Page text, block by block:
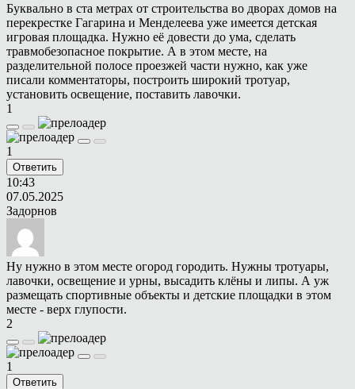
Буквально в ста метрах от строительства во дворах домов на
перекрестке Гагарина и Менделеева уже имеется детская
игровая площадка. Нужно её довести до ума, сделать
травмобезопасное покрытие. А в этом месте, на
разделительной полосе проезжей части нужно, как уже
писали комментаторы, построить широкий тротуар,
установить освещение, поставить лавочки.
1
1
Ответить
10:43
07.05.2025
Задорнов
Ну нужно в этом месте огород городить. Нужны тротуары,
лавочки, освещение и урны, высадить клёны и липы. А уж
размещать спортивные объекты и детские площадки в этом
месте - верх глупости.
2
1
Ответить